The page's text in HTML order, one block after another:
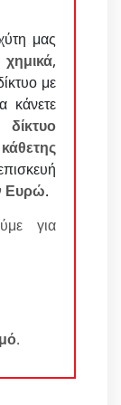
μας
χημικά,
με
κάνετε
δίκτυο
κάθετης
Ευρώ.
για
.